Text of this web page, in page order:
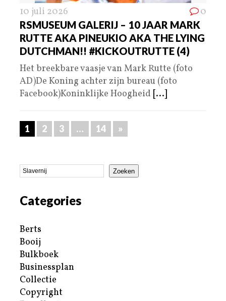
10 juli 2026 0
RSMUSEUM GALERIJ – 10 JAAR MARK
RUTTE AKA PINEUKIO AKA THE LYING
DUTCHMAN!! #KICKOUTRUTTE (4)
Het breekbare vaasje van Mark Rutte (foto
AD)De Koning achter zijn bureau (foto
Facebook)Koninklijke Hoogheid [...]
1 2 3 … 14 »
Zoeken
Categories
Berts
Booij
Bulkboek
Businessplan
Collectie
Copyright